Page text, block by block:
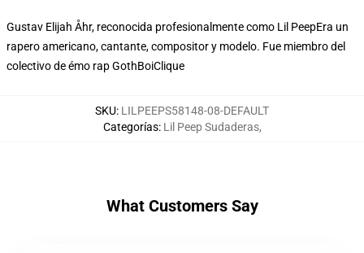
Gustav Elijah Åhr, reconocida profesionalmente como Lil PeepEra un
rapero americano, cantante, compositor y modelo. Fue miembro del
colectivo de émo rap GothBoiClique
SKU: LILPEEPS58148-08-DEFAULT
Categorías: Lil Peep Sudaderas,
What Customers Say